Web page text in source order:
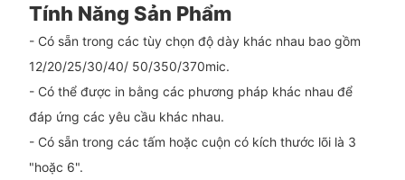
Tính Năng Sản Phẩm
- Có sẵn trong các tùy chọn độ dày khác nhau bao gồm
12/20/25/30/40/ 50/350/370mic.
- Có thể được in bằng các phương pháp khác nhau để
đáp ứng các yêu cầu khác nhau.
- Có sẵn trong các tấm hoặc cuộn có kích thước lõi là 3
"hoặc 6".